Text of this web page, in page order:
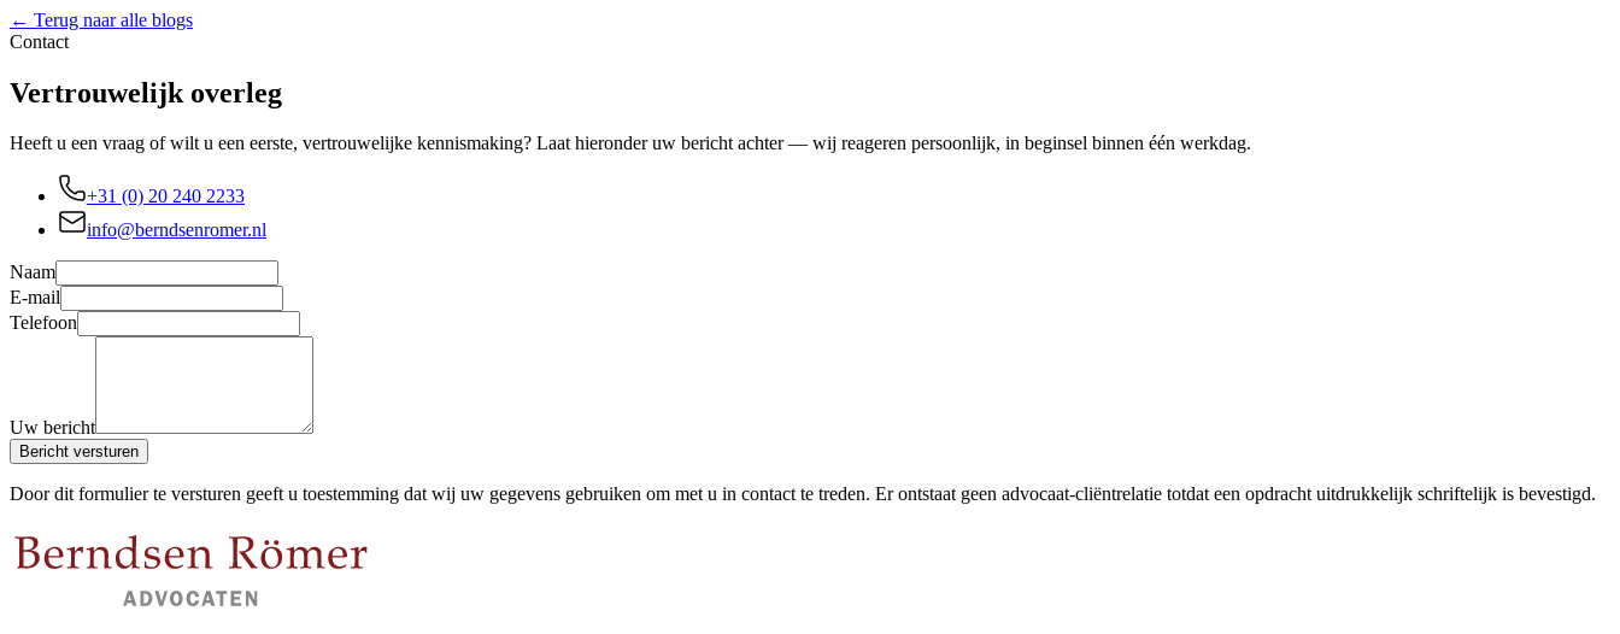
← Terug naar alle blogs
Contact
Vertrouwelijk overleg
Heeft u een vraag of wilt u een eerste, vertrouwelijke kennismaking? Laat hieronder uw bericht achter — wij reageren persoonlijk, in beginsel binnen één werkdag.
+31 (0) 20 240 2233
info@berndsenromer.nl
Naam
E-mail
Telefoon
Uw bericht
Bericht versturen
Door dit formulier te versturen geeft u toestemming dat wij uw gegevens gebruiken om met u in contact te treden. Er ontstaat geen advocaat-cliëntrelatie totdat een opdracht uitdrukkelijk schriftelijk is bevestigd.